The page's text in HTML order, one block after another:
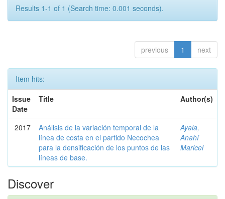
Results 1-1 of 1 (Search time: 0.001 seconds).
previous 1 next
Item hits:
Issue
Date
Title Author(s)
2017
Análisis de la variación temporal de la
línea de costa en el partido Necochea
para la densificación de los puntos de las
líneas de base.
Ayala,
Anahí
Maricel
Discover